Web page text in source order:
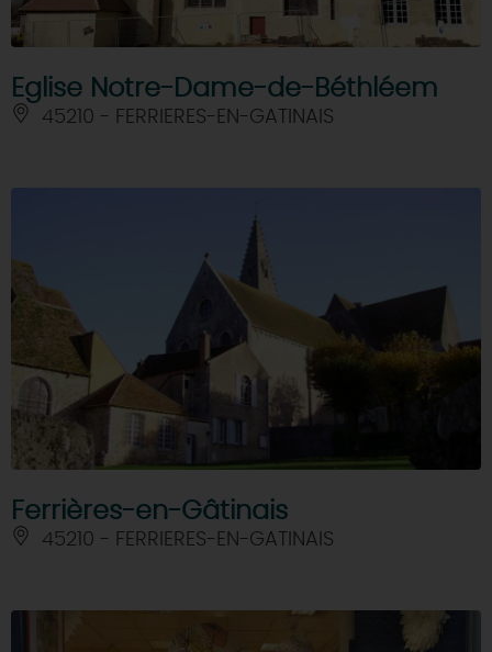
Eglise Notre-Dame-de-Béthléem
45210 - FERRIERES-EN-GATINAIS
Ferrières-en-Gâtinais
45210 - FERRIERES-EN-GATINAIS